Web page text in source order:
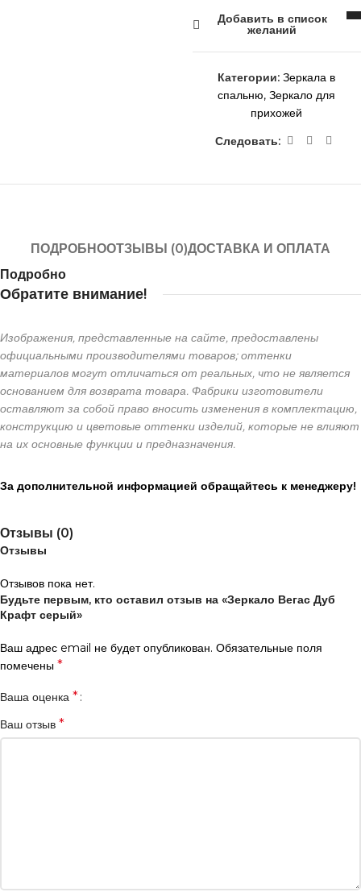
Добавить в список
желаний
Категории: Зеркала в
спальню, Зеркало для
прихожей
Следовать:
ПОДРОБНООТЗЫВЫ (0)ДОСТАВКА И ОПЛАТА
Подробно
Обратите внимание!
Изображения, представленные на сайте, предоставлены
официальными производителями товаров; оттенки
материалов могут отличаться от реальных, что не является
основанием для возврата товара. Фабрики изготовители
оставляют за собой право вносить изменения в комплектацию,
конструкцию и цветовые оттенки изделий, которые не влияют
на их основные функции и предназначения.
За дополнительной информацией обращайтесь к менеджеру!
Отзывы (0)
Отзывы
Отзывов пока нет.
Будьте первым, кто оставил отзыв на «Зеркало Вегас Дуб
Крафт серый»
Ваш адрес email не будет опубликован. Обязательные поля
помечены *
Ваша оценка *
Ваш отзыв *